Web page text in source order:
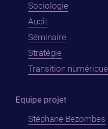
Sociologie
Audit
Séminaire
Stratégie
Transition numérique
Equipe projet
Stéphane Bezombes